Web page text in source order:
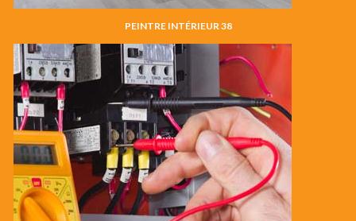
PEINTRE INTÉRIEUR 38